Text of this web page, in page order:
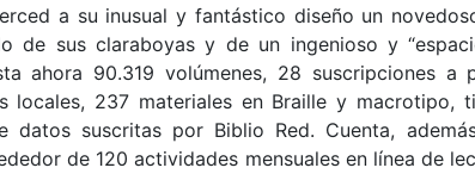
a su inusual y fantástico diseño un
de sus claraboyas y de un ingenioso y
ahora 90.319 volúmenes, 28 suscripciones a
locales, 237 materiales en Braille y macrotipo,
suscritas por Biblio Red. Cuenta,
de 120 actividades mensuales en línea de